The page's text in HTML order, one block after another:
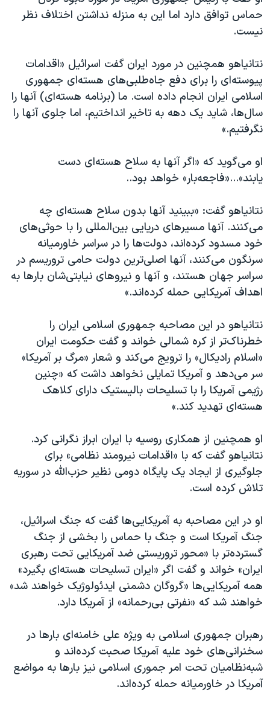
حماس توافق دارد اما این به منزله نداشتن اختلاف نظر
نیست.
نتانیاهو همچنین در مورد ایران گفت اسرائیل «اقدامات
پیوسته‌ای را برای دفع جاه‌طلبی‌های هسته‌ای جمهوری
اسلامی ایران انجام داده است. ما (برنامه هسته‌ای) آنها را
سال‌ها، شاید یک دهه به تاخیر انداختیم، اما جلوی آنها را
نگرفتیم.»
او می‌گوید که «اگر آنها به سلاح هسته‌ای دست
یابند»...«فاجعه‌بار» خواهد بود..
نتانیاهو گفت: «ببینید آنها بدون سلاح هسته‌ای چه
می‌کنند. آنها مسیرهای دریایی بین‌المللی را با حوثی‌های
خود مسدود کرده‌اند، دولت‌ها را در سراسر خاورمیانه
سرنگون می‌کنند، آنها اصلی‌ترین دولت حامی تروریسم در
سراسر جهان هستند، و آنها و نیروهای نیابتی‌شان بارها به
اهداف آمریکایی حمله کرده‌اند.»
نتانیاهو در این مصاحبه جمهوری اسلامی ایران را
خطرناک‌تر از کره شمالی خواند و گفت حکومت ایران
«اسلام رادیکال» را ترویج می‌کند و شعار «مرگ بر آمریکا»
سر می‌دهد و آمریکا تمایلی نخواهد داشت که «چنین
رژیمی آمریکا را با تسلیحات بالیستیک دارای کلاهک
هسته‌ای تهدید کند.»
او همچنین از همکاری روسیه با ایران ابراز نگرانی کرد.
نتانیاهو گفت که با «اقدامات نیرومند نظامی» برای
جلوگیری از ایجاد یک پایگاه دومی نظیر حزب‌الله در سوریه
تلاش کرده است.
او در این مصاحبه به آمریکایی‌ها گفت که جنگ اسرائيل،
جنگ آمریکا است و جنگ با حماس را بخشی از جنگ
گسترده‌تر با «محور تروریستی ضد آمریکایی تحت رهبری
ایران» خواند و گفت اگر «ایران تسلیحات هسته‌ای بگیرد»
همه آمریکایی‌ها «گروگان دشمنی ایدئولوژیک خواهند شد»
خواهند شد که «نفرتی بی‌رحمانه» از آمریکا دارد.
رهبران جمهوری اسلامی به ویژه علی خامنه‌ای بارها در
سخنرانی‌‌های خود علیه آمریکا صحبت کرده‌اند و
شبه‌نظامیان تحت امر جموری اسلامی نیز بارها به مواضع
آمریکا در خاورمیانه حمله کرده‌اند.